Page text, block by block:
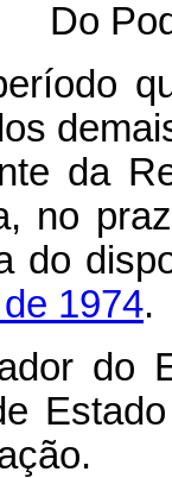
Do
da
no
do
1974.
do